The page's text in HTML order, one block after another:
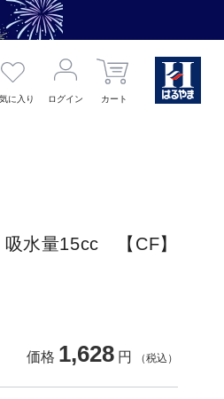
に入り ログイン カート
吸水量15cc 【CF】
価格 1,628 円 （税込）